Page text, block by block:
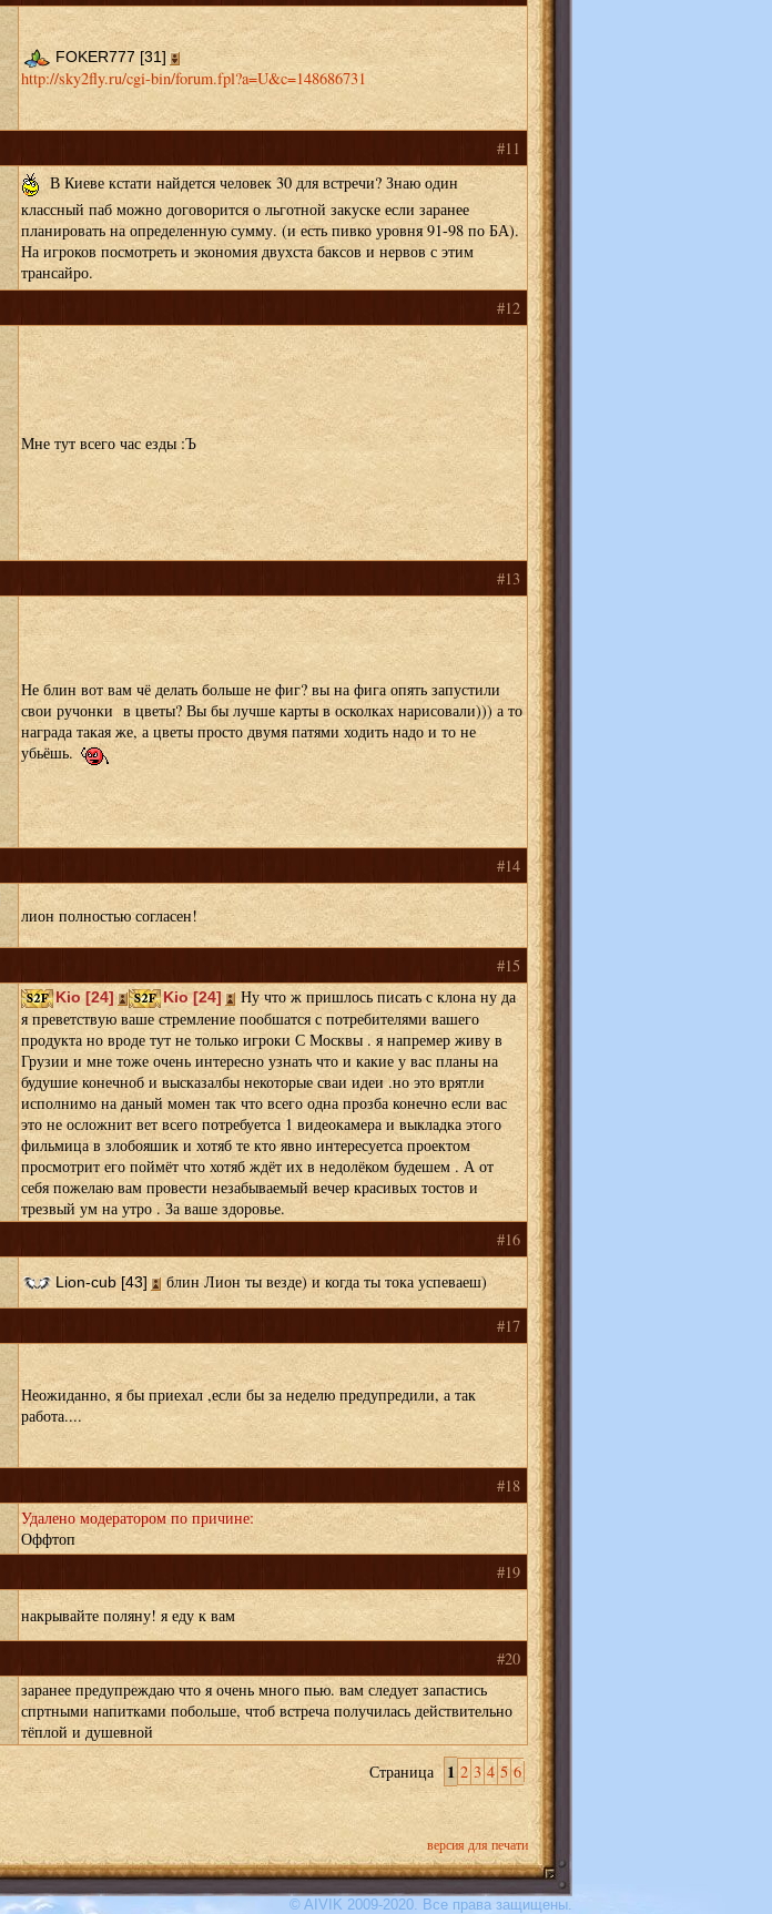
FOKER777 [31]
http://sky2fly.ru/cgi-bin/forum.fpl?a=U&c=148686731
#11
В Киеве кстати найдется человек 30 для встречи? Знаю один
классный паб можно договорится о льготной закуске если заранее
планировать на определенную сумму. (и есть пивко уровня 91-98 по БА).
На игроков посмотреть и экономия двухста баксов и нервов с этим
трансайро.
#12
Мне тут всего час езды :Ъ
#13
Не блин вот вам чё делать больше не фиг? вы на фига опять запустили
свои ручонки в цветы? Вы бы лучше карты в осколках нарисовали))) а то
награда такая же, а цветы просто двумя патями ходить надо и то не
убьёшь.
#14
лион полностью согласен!
#15
Kio [24] Kio [24]
Ну что ж пришлось писать с клона ну да
я преветствую ваше стремление пообшатся с потребителями вашего
продукта но вроде тут не только игроки С Москвы . я напремер живу в
Грузии и мне тоже очень интересно узнать что и какие у вас планы на
будушие конечноб и высказалбы некоторые сваи идеи .но это врятли
исполнимо на даный момен так что всего одна прозба конечно если вас
это не осложнит вет всего потребуетса 1 видеокамера и выкладка этого
фильмица в злобояшик и хотяб те кто явно интересуетса проектом
просмотрит его поймёт что хотяб ждёт их в недолёком будешем . А от
себя пожелаю вам провести незабываемый вечер красивых тостов и
трезвый ум на утро . За ваше здоровье.
#16
Lion-cub [43] блин Лион ты везде) и когда ты тока успеваеш)
#17
Неожиданно, я бы приехал ,если бы за неделю предупредили, а так
работа....
#18
Удалено модератором по причине:
Оффтоп
#19
накрывайте поляну! я еду к вам
#20
заранее предупреждаю что я очень много пью. вам следует запастись
спртными напитками побольше, чтоб встреча получилась действительно
тёплой и душевной
Страница 1 2 3 4 5 6
версия для печати
© AIVIK 2009-2020. Все права защищены.